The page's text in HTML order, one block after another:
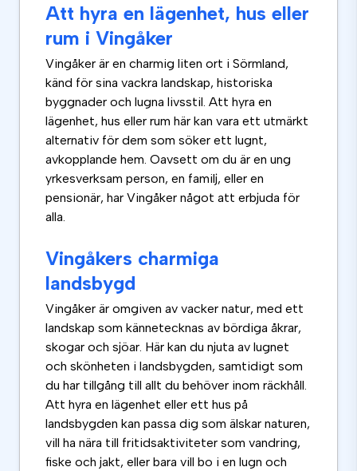
Att hyra en lägenhet, hus eller
rum i Vingåker
Vingåker är en charmig liten ort i Sörmland,
känd för sina vackra landskap, historiska
byggnader och lugna livsstil. Att hyra en
lägenhet, hus eller rum här kan vara ett utmärkt
alternativ för dem som söker ett lugnt,
avkopplande hem. Oavsett om du är en ung
yrkesverksam person, en familj, eller en
pensionär, har Vingåker något att erbjuda för
alla.
Vingåkers charmiga
landsbygd
Vingåker är omgiven av vacker natur, med ett
landskap som kännetecknas av bördiga åkrar,
skogar och sjöar. Här kan du njuta av lugnet
och skönheten i landsbygden, samtidigt som
du har tillgång till allt du behöver inom räckhåll.
Att hyra en lägenhet eller ett hus på
landsbygden kan passa dig som älskar naturen,
vill ha nära till fritidsaktiviteter som vandring,
fiske och jakt, eller bara vill bo i en lugn och